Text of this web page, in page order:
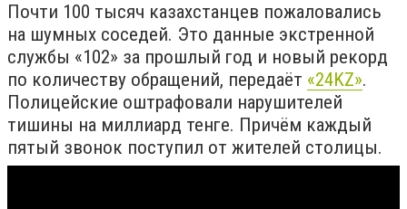
Почти 100 тысяч казахстанцев пожаловались
на шумных соседей. Это данные экстренной
службы «102» за прошлый год и новый рекорд
по количеству обращений, передаёт «24KZ».
Полицейские оштрафовали нарушителей
тишины на миллиард тенге. Причём каждый
пятый звонок поступил от жителей столицы.